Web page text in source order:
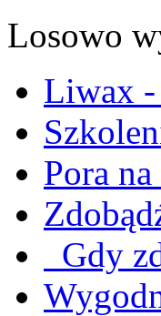
Losowo
Liwax -
Pora
Gdy